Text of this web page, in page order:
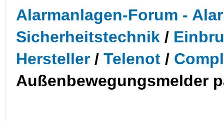
Alarmanlagen-Forum -
Sicherheitstechnik /
Hersteller/Telenot /
Außenbewegungsmelder